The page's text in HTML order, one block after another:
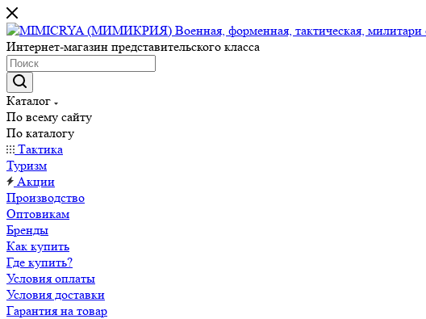
Интернет-магазин представительского класса
Каталог
По всему сайту
По каталогу
Тактика
Туризм
Акции
Производство
Оптовикам
Бренды
Как купить
Где купить?
Условия оплаты
Условия доставки
Гарантия на товар